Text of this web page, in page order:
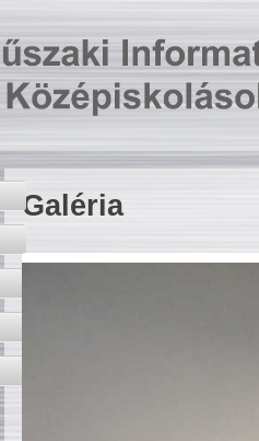
Galéria